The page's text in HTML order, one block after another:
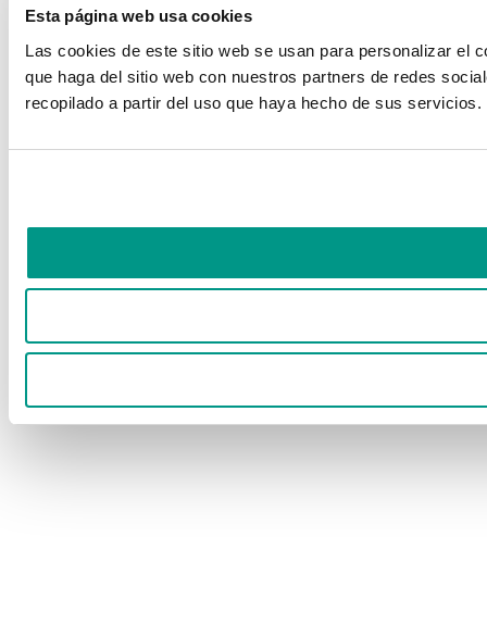
Esta página web usa cookies
Las cookies de este sitio web se usan para personalizar el
que haga del sitio web con nuestros partners de redes
recopilado a partir del uso que haya hecho de sus servicios.